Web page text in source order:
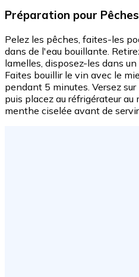
Préparation pour
Pelez les pêches, faites-les
dans de l'eau bouillante.
lamelles, disposez-les dans
Faites bouillir le vin avec le
pendant 5 minutes. Versez
puis placez au réfrigérateur au
menthe ciselée avant de